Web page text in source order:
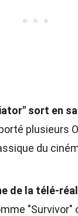
sort en
plusieurs
du
de la télé-
"Survivor"